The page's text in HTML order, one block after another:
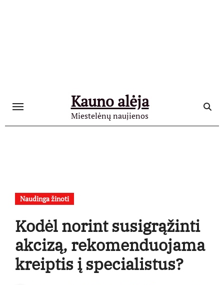
Kauno alėja
Miestelėnų naujienos
Naudinga žinoti
Kodėl norint susigrąžinti
akcizą, rekomenduojama
kreiptis į specialistus?